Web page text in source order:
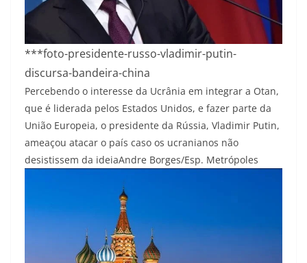
***foto-presidente-russo-vladimir-putin-
discursa-bandeira-china
Percebendo o interesse da Ucrânia em integrar a Otan,
que é liderada pelos Estados Unidos, e fazer parte da
União Europeia, o presidente da Rússia, Vladimir Putin,
ameaçou atacar o país caso os ucranianos não
desistissem da ideiaAndre Borges/Esp. Metrópoles